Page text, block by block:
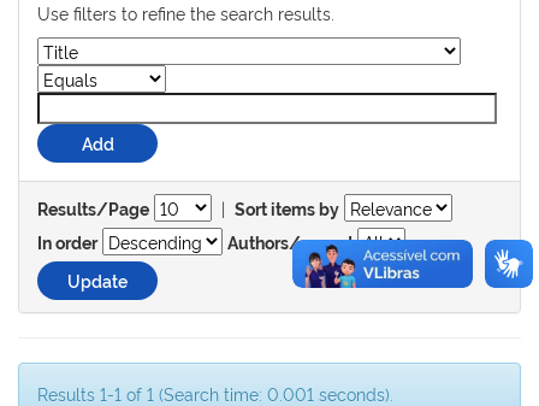
Use filters to refine the search results.
Results/Page | Sort items by
In order
Authors/record
Results 1-1 of 1 (Search time: 0.001 seconds).